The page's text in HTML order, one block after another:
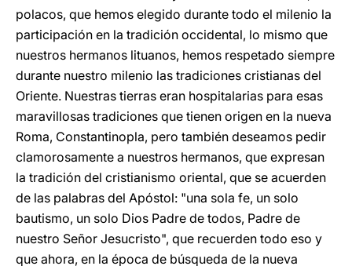
polacos, que hemos elegido durante todo el milenio la
participación en la tradición occidental, lo mismo que
nuestros hermanos lituanos, hemos respetado siempre
durante nuestro milenio las tradiciones cristianas del
Oriente. Nuestras tierras eran hospitalarias para esas
maravillosas tradiciones que tienen origen en la nueva
Roma, Constantinopla, pero también deseamos pedir
clamorosamente a nuestros hermanos, que expresan
la tradición del cristianismo oriental, que se acuerden
de las palabras del Apóstol: "una sola fe, un solo
bautismo, un solo Dios Padre de todos, Padre de
nuestro Señor Jesucristo", que recuerden todo eso y
que ahora, en la época de búsqueda de la nueva